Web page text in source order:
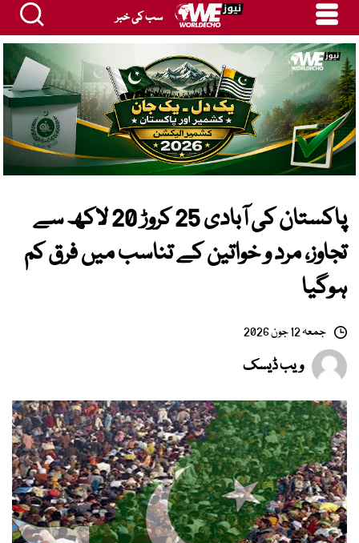
سب کی خبر
پاکستان کی آبادی 25 کروڑ 20 لاکھ سے
تجاوز، مرد و خواتین کے تناسب میں فرق کم
ہوگیا
جمعہ 12 جون 2026
ویب ڈیسک